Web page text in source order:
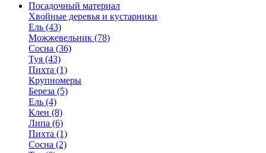
Посадочный материал
Хвойные деревья и кустарники
Ель (43)
Можжевельник (78)
Сосна (36)
Туя (43)
Пихта (1)
Крупномеры
Береза (5)
Ель (4)
Клен (8)
Липа (6)
Пихта (1)
Сосна (2)